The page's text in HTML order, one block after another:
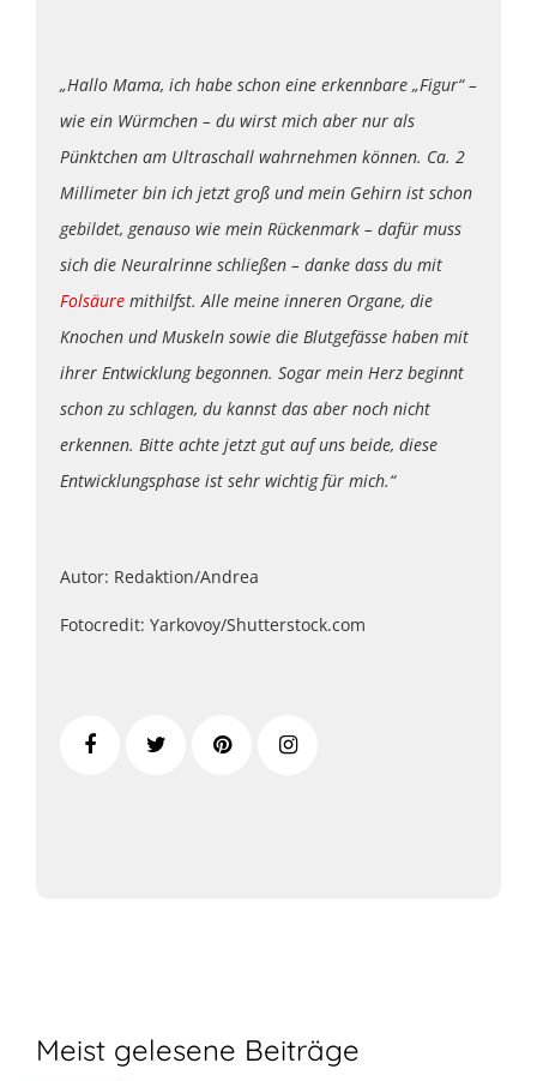
„Hallo Mama, ich habe schon eine erkennbare „Figur“ –
wie ein Würmchen – du wirst mich aber nur als
Pünktchen am Ultraschall wahrnehmen können. Ca. 2
Millimeter bin ich jetzt groß und mein Gehirn ist schon
gebildet, genauso wie mein Rückenmark – dafür muss
sich die Neuralrinne schließen – danke dass du mit
Folsäure mithilfst. Alle meine inneren Organe, die
Knochen und Muskeln sowie die Blutgefässe haben mit
ihrer Entwicklung begonnen. Sogar mein Herz beginnt
schon zu schlagen, du kannst das aber noch nicht
erkennen. Bitte achte jetzt gut auf uns beide, diese
Entwicklungsphase ist sehr wichtig für mich.“
Autor: Redaktion/Andrea
Fotocredit: Yarkovoy/Shutterstock.com
Meist gelesene Beiträge